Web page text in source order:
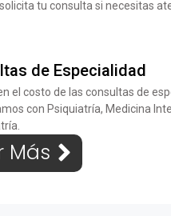
tu consulta si necesitas
de Especialidad
el costo de las consultas de
con Psiquiatría, Medicina
Más